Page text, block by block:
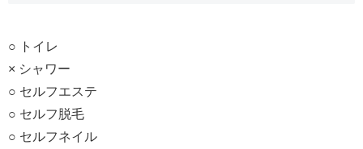
○ トイレ
× シャワー
○ セルフエステ
○ セルフ脱毛
○ セルフネイル